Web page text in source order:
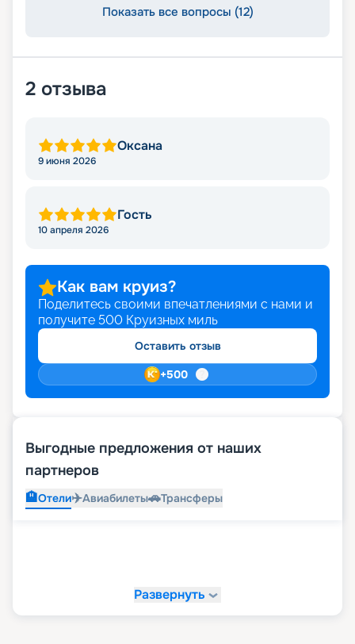
Показать все вопросы (12)
2 отзыва
Оксана
9 июня 2026
Гость
10 апреля 2026
Как вам круиз?
Поделитесь своими впечатлениями с нами и
получите 500 Круизных миль
Оставить отзыв
+500
Выгодные предложения от наших
партнеров
🏨Отели✈️Авиабилеты🚗Трансферы
Развернуть